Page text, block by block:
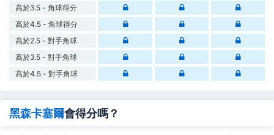
高於3.5 - 角球得分
高於4.5 - 角球得分
高於2.5 - 對手角球
高於3.5 - 對手角球
高於4.5 - 對手角球
黑森卡塞爾會得分嗎？